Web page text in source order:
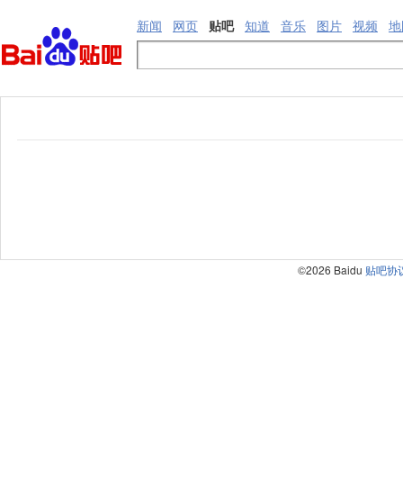
新闻 网页 贴吧 知道 音乐 图片 视频
©2026 Baidu 贴吧协